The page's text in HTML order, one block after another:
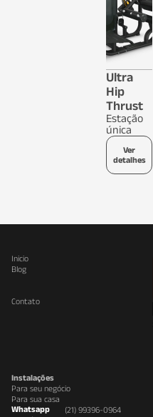
Ultra
Hip
Thrust
Estação
única
Ver
detalhes
Inicio
Blog
Contato
Instalações
Para seu negócio
Para sua casa
Whatsapp
(21) 99396-0964